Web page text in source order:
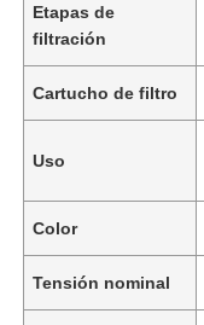
Etapas de
filtración
Cartucho de filtro
Uso
Color
Tensión nominal